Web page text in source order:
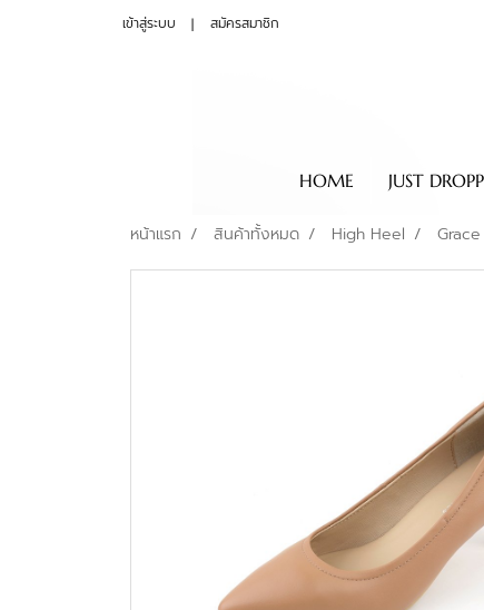
เข้าสู่ระบบ สมัครสมาชิก
HOME JUST
หน้าแรก สินค้าทั้งหมด High Heel